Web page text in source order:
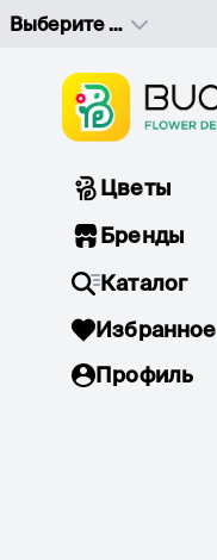
Выберите адрес доставки
Цветы
Бренды
Каталог
Избранное
Профиль